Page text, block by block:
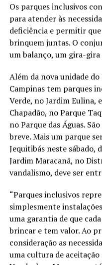
Os parques inclusivos
para atender às
deficiência e permitir
brinquem juntas. O
um balanço, um gira-
Além da nova unidade
Campinas tem parques
Verde, no Jardim Eulina,
Chapadão, no Parque
no Parque das Águas.
breve. Mais um parque
Jequitibás neste sábado,
Jardim Maracanã, no
vandalismo, deve ser
“Parques inclusivos
simplesmente
uma garantia de que
brincar e tem valor. Ao
consideração as
uma cultura de